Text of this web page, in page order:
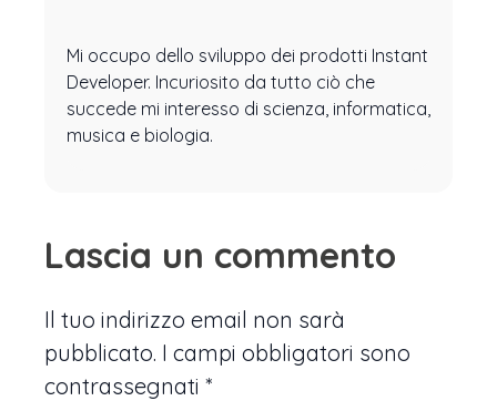
Mi occupo dello sviluppo dei prodotti Instant
Developer. Incuriosito da tutto ciò che
succede mi interesso di scienza, informatica,
musica e biologia.
Lascia un commento
Il tuo indirizzo email non sarà
pubblicato. I campi obbligatori sono
contrassegnati *